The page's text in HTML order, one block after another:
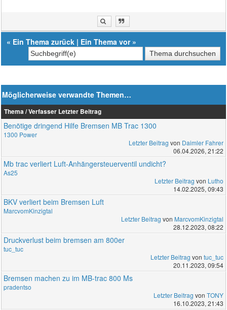
« Ein Thema zurück | Ein Thema vor»
Möglicherweise verwandte Themen…
Thema / Verfasser Letzter Beitrag
Benötige dringend Hilfe Bremsen MB Trac 1300
1300 Power
Letzter Beitrag von Daimler Fahrer
06.04.2026, 21:22
Mb trac verliert Luft-Anhängersteuerventil undicht?
As25
Letzter Beitrag von Lutho
14.02.2025, 09:43
BKV verliert beim Bremsen Luft
MarcvomKinzigtal
Letzter Beitrag von MarcvomKinzigtal
28.12.2023, 08:22
Druckverlust beim bremsen am 800er
tuc_tuc
Letzter Beitrag von tuc_tuc
20.11.2023, 09:54
Bremsen machen zu im MB-trac 800 Ms
pradentso
Letzter Beitrag von TONY
16.10.2023, 21:43